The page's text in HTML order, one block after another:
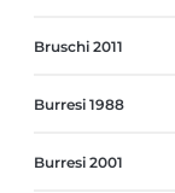
Bruschi 2011
Burresi 1988
Burresi 2001